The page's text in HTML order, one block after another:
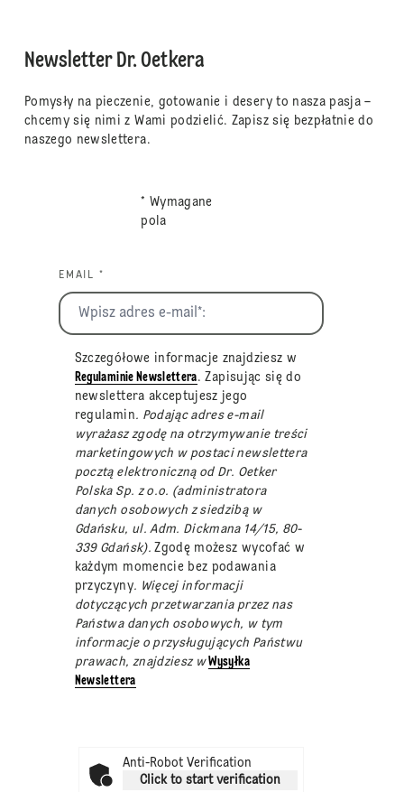
Newsletter Dr. Oetkera
Pomysły na pieczenie, gotowanie i desery to nasza pasja –
chcemy się nimi z Wami podzielić. Zapisz się bezpłatnie do
naszego newslettera.
* Wymagane
pola
EMAIL *
Szczegółowe informacje znajdziesz w
Regulaminie Newslettera. Zapisując się do
newslettera akceptujesz jego
regulamin. Podając adres e-mail
wyrażasz zgodę na otrzymywanie treści
marketingowych w postaci newslettera
pocztą elektroniczną od Dr. Oetker
Polska Sp. z o.o. (administratora
danych osobowych z siedzibą w
Gdańsku, ul. Adm. Dickmana 14/15, 80-
339 Gdańsk).Zgodę możesz wycofać w
każdym momencie bez podawania
przyczyny. Więcej informacji
dotyczących przetwarzania przez nas
Państwa danych osobowych, w tym
informacje o przysługujących Państwu
prawach, znajdziesz wWysyłka
Newslettera
Anti-Robot Verification
Click to start verification